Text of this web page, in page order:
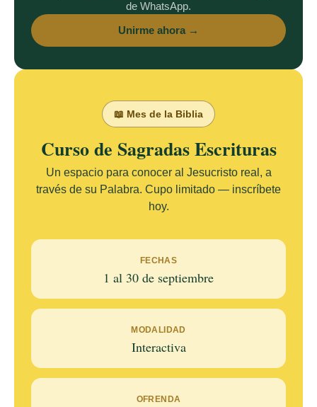
de WhatsApp.
Unirme ahora →
📖 Mes de la Biblia
Curso de Sagradas Escrituras
Un espacio para conocer al Jesucristo real, a
través de su Palabra. Cupo limitado — inscríbete
hoy.
FECHAS
1 al 30 de septiembre
MODALIDAD
Interactiva
OFRENDA